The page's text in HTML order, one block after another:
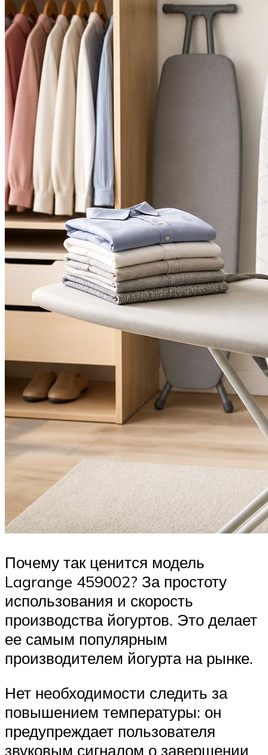
Почему так ценится модель
Lagrange 459002? За простоту
использования и скорость
производства йогуртов. Это делает
ее самым популярным
производителем йогурта на рынке.
Нет необходимости следить за
повышением температуры: он
предупреждает пользователя
звуковым сигналом о завершении